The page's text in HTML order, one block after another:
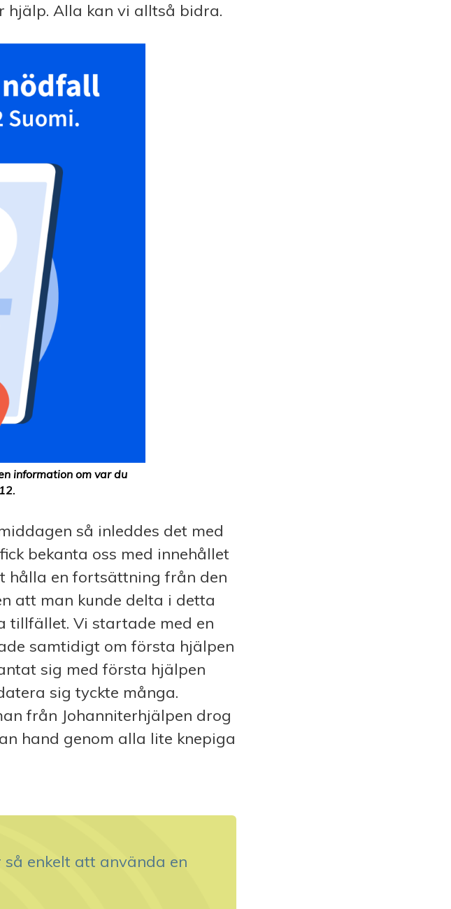
hjälp. Alla kan vi alltså bidra.
information om var du
så inleddes det med
bekanta oss med innehållet
hålla en fortsättning från den
att man kunde delta i detta
tillfället. Vi startade med en
samtidigt om första hjälpen
sig med första hjälpen
sig tyckte många.
från Johanniterhjälpen drog
hand genom alla lite knepiga
enkelt att använda en